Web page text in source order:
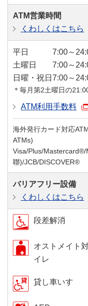
ATM営業時間
くわしくはこちら
平日
7:00～
土曜日
7:00～
日曜・祝日 7:00～
＊毎月第2土曜日の
ATM利用手数料
海外発行カード対応
ATMs)
Visa/Plus/
聯)/JCB/DISCOVER®
バリアフリー設備
くわしくはこちら
段差解消
オストメイト
イレ
貸し車いす